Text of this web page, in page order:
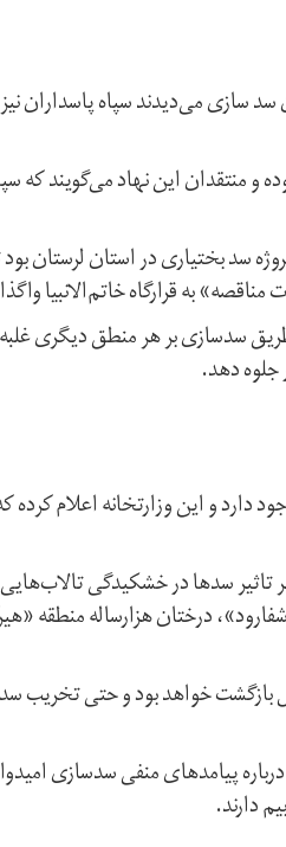
سازی می‌دیدند سپاه پاسداران
و منتقدان این نهاد می‌گویند که
اجرای پروژه سد بختیاری در استان
به قرارگاه خاتم‌الانبیا
سدسازی بر هر منطق دیگری
دهد.
در حال حاضر یک هزار و ۴۱ سد در کشور وجود دارد و این وزارتخانه
تاثیر سدها در خشکیدگی
درختان هزارساله منطقه
بازگشت خواهد بود و حتی تخریب
پیامدهای منفی سدسازی
دارند.